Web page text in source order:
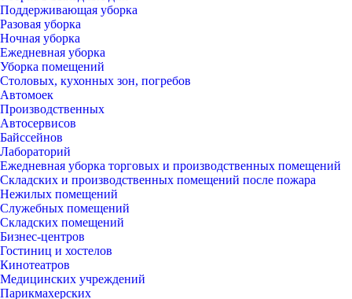
Поддерживающая уборка
Разовая уборка
Ночная уборка
Ежедневная уборка
Уборка помещений
Столовых, кухонных зон, погребов
Автомоек
Производственных
Автосервисов
Байссейнов
Лабораторий
Ежедневная уборка торговых и производственных помещений
Складских и производственных помещений после пожара
Нежилых помещений
Служебных помещений
Складских помещений
Бизнес-центров
Гостиниц и хостелов
Кинотеатров
Медицинских учреждений
Парикмахерских